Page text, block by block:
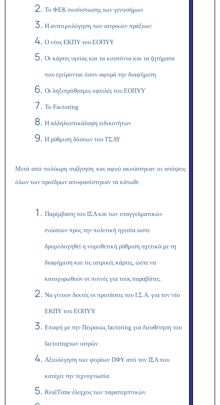
Το ΦΕΚ ποσόστωσης των γενοσήμων
Η ανατιμολόγηση των ιατρικών πράξεων
Ο νέος ΕΚΠΥ του ΕΟΠΥΥ
Οι κάρτες υγείας και τα κουπόνια και τα ζητήματα
που εγείρονται όσον αφορά την διαφήμιση
Οι ληξιπρόθεσμες οφειλές του ΕΟΠΥΥ
Το Factoring
Η αλληλοεπικάλυψη ειδικοτήτων
Η ρύθμιση δόσεων του ΤΣΑΥ
Μετά από πολύωρη συζήτηση και αφού ακούστηκαν οι απόψεις
όλων των προέδρων αποφασίστηκαν τα κάτωθι:
Παρέμβαση του ΙΣΑ και των επαγγελματικών
ενώσεων προς την πολιτική ηγεσία ώστε
δρομολογηθεί η νομοθετική ρύθμιση σχετικά με τη
διαφήμιση και τις ιατρικές κάρτες, ώστε να
κατοχυρωθούν οι ποινές για τους παραβάτες.
Να γίνουν δεκτές οι προτάσεις του Ι.Σ.Α. για τον νέο
ΕΚΠΥ του ΕΟΠΥΥ.
Επαφή με την Πειραιώς factoring για διευθέτηση του
factoringτων ιατρών.
Αξιολόγηση των φορέων ΠΦΥ από τον ΙΣΑ που
κατέχει την τεχνογνωσία.
RealTime έλεγχος των παραπεμπτικών.